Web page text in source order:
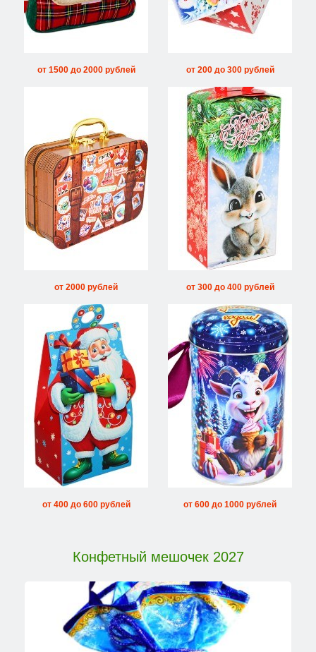
от 1500 до 2000 рублей от 200 до 300 рублей
от 2000 рублей от 300 до 400 рублей
от 400 до 600 рублей от 600 до 1000 рублей
Конфетный мешочек 2027